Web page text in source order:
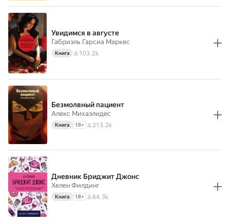
Увидимся в августе
Габриэль Гарсиа Маркес
Книга 103.2k
Безмолвный пациент
Алекс Михаэлидес
Книга 18+ 213.2k
Дневник Бриджит Джонс
Хелен Филдинг
Книга 18+ 64.3k